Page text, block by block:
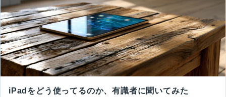
iPadをどう使ってるのか、有識者に聞いてみた